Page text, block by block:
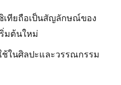
เทียถือเป็นสัญลักษณ์ของ
มต้นใหม่
ในศิลปะและวรรณกรรม